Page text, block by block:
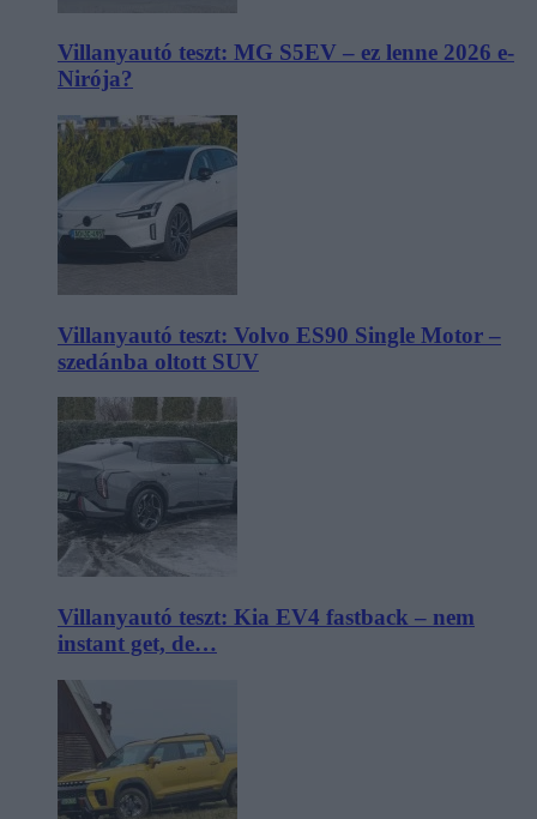
Villanyautó teszt: MG S5EV – ez lenne 2026 e-
Nirója?
Villanyautó teszt: Volvo ES90 Single Motor –
szedánba oltott SUV
Villanyautó teszt: Kia EV4 fastback – nem
instant get, de…